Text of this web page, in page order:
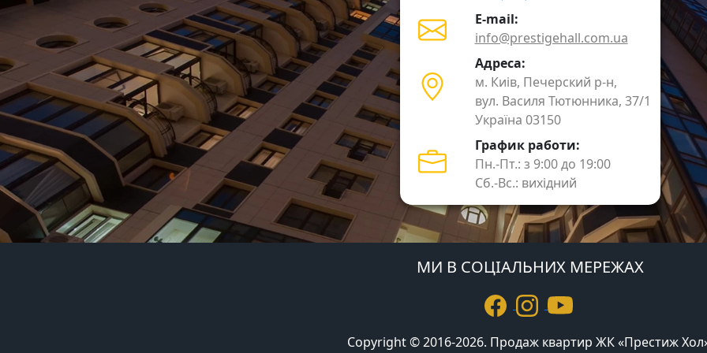
E-mail:
info@prestigehall.com.ua
Адреса:
м. Киів, Печерский р-н,
вул. Василя Тютюнника, 37/1
Україна 03150
График работи:
Пн.-Пт.: з 9:00 до 19:00
Сб.-Вс.: вихідний
МИ В СОЦІАЛЬНИХ МЕРЕЖАХ
Copyright © 2016-2026. Продаж квартир ЖК «Престиж